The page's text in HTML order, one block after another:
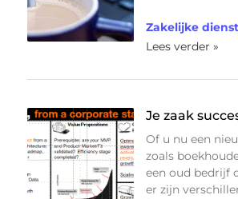
Zakelijke
Lees verder »
Je zaak
Of u nu een
zoals
een oud bedrijf
er zijn